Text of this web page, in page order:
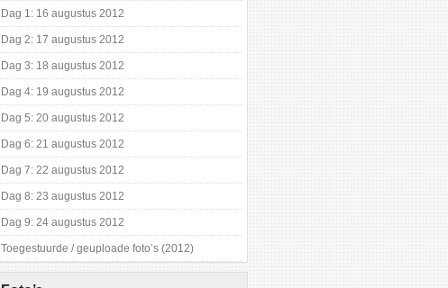
Dag 1: 16 augustus 2012
Dag 2: 17 augustus 2012
Dag 3: 18 augustus 2012
Dag 4: 19 augustus 2012
Dag 5: 20 augustus 2012
Dag 6: 21 augustus 2012
Dag 7: 22 augustus 2012
Dag 8: 23 augustus 2012
Dag 9: 24 augustus 2012
Toegestuurde / geuploade foto’s (2012)